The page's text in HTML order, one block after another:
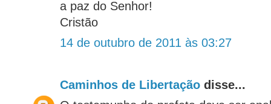
a paz do Senhor!
Cristão
14 de outubro de 2011 às 03:27
Caminhos de Libertação disse...